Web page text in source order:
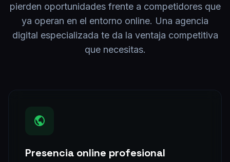
pierden oportunidades frente a competidores que
ya operan en el entorno online. Una agencia
digital especializada te da la ventaja competitiva
que necesitas.
Presencia online profesional